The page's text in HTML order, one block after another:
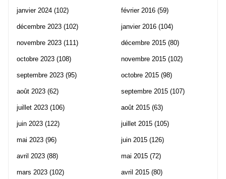
janvier 2024 (102)
décembre 2023 (102)
novembre 2023 (111)
octobre 2023 (108)
septembre 2023 (95)
août 2023 (62)
juillet 2023 (106)
juin 2023 (122)
mai 2023 (96)
avril 2023 (88)
mars 2023 (102)
février 2016 (59)
janvier 2016 (104)
décembre 2015 (80)
novembre 2015 (102)
octobre 2015 (98)
septembre 2015 (107)
août 2015 (63)
juillet 2015 (105)
juin 2015 (126)
mai 2015 (72)
avril 2015 (80)